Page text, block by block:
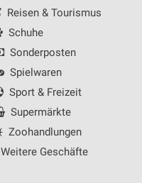
Reisen & Tourismus
Schuhe
Sonderposten
Spielwaren
Sport & Freizeit
Supermärkte
Zoohandlungen
Weitere Geschäfte